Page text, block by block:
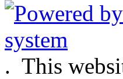
. This